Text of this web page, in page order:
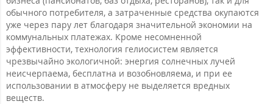
обычного потребителя, а затраченные средства окупаются
уже через пару лет благодаря значительной экономии на
коммунальных платежах. Кроме несомненной
эффективности, технология гелиосистем является
чрезвычайно экологичной: энергия солнечных лучей
неисчерпаема, бесплатна и возобновляема, и при ее
использовании в атмосферу не выделяется вредных
веществ.